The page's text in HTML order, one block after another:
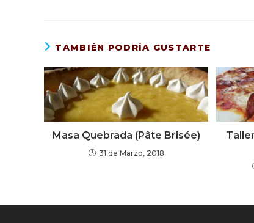
TAMBIÉN PODRÍA GUSTARTE
Masa Quebrada (Pâte Brisée)
31 de Marzo, 2018